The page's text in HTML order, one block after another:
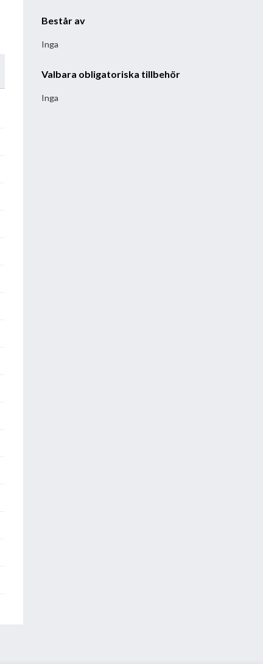
Består av
Inga
Valbara obligatoriska tillbehör
Inga